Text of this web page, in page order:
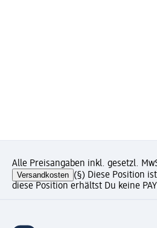
Alle Preisangaben inkl. gesetzl.
Versandkosten (§) Diese Position
diese Position erhältst Du keine